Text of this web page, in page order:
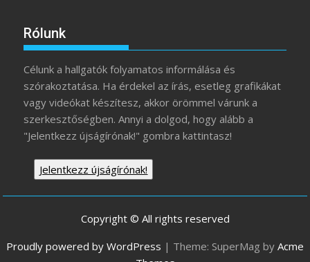
Rólunk
Célunk a hallgatók folyamatos informálása és
szórakoztatása. Ha érdekel az írás, esetleg grafikákat
vagy videókat készítesz, akkor örömmel várunk a
szerkesztőségben. Annyi a dolgod, hogy alább a
"Jelentkezz újságírónak!" gombra kattintasz!
Jelentkezz újságírónak!
Copyright © All rights reserved
Proudly powered by WordPress | Theme: SuperMag by Acme